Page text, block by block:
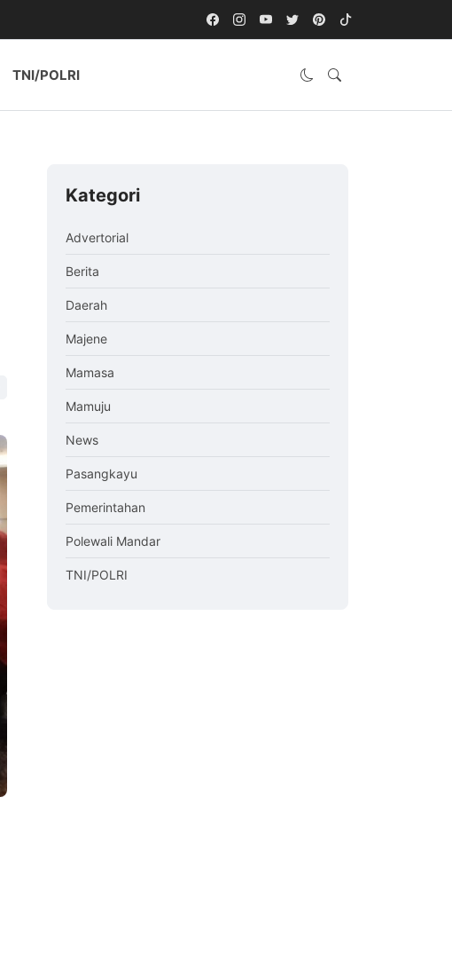
TNI/POLRI
Kategori
Advertorial
Berita
Daerah
Majene
Mamasa
Mamuju
News
Pasangkayu
Pemerintahan
Polewali Mandar
TNI/POLRI